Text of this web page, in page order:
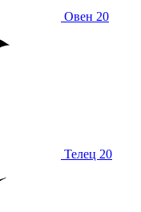
Овен 20
Телец 20